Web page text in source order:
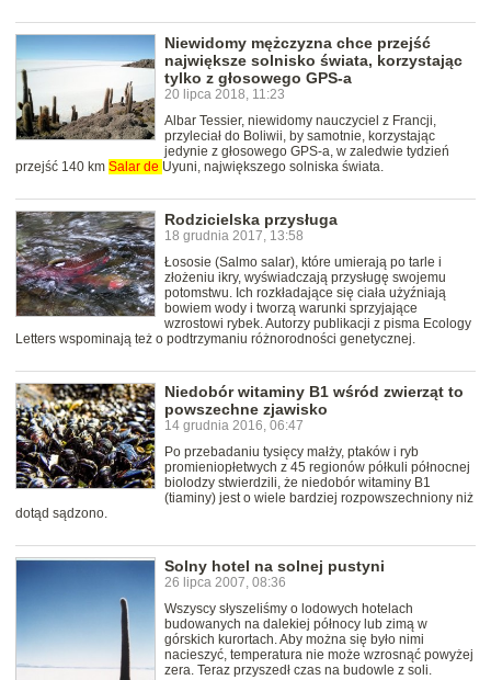
Niewidomy mężczyzna chce przejść
największe solnisko świata, korzystając
tylko z głosowego GPS-a
20 lipca 2018, 11:23
Albar Tessier, niewidomy nauczyciel z Francji,
przyleciał do Boliwii, by samotnie, korzystając
jedynie z głosowego GPS-a, w zaledwie tydzień
przejść 140 km Salar de Uyuni, największego solniska świata.
Rodzicielska przysługa
18 grudnia 2017, 13:58
Łososie (Salmo salar), które umierają po tarle i
złożeniu ikry, wyświadczają przysługę swojemu
potomstwu. Ich rozkładające się ciała użyźniają
bowiem wody i tworzą warunki sprzyjające
wzrostowi rybek. Autorzy publikacji z pisma Ecology
Letters wspominają też o podtrzymaniu różnorodności genetycznej.
Niedobór witaminy B1 wśród zwierząt to
powszechne zjawisko
14 grudnia 2016, 06:47
Po przebadaniu tysięcy małży, ptaków i ryb
promieniopłetwych z 45 regionów półkuli północnej
biolodzy stwierdzili, że niedobór witaminy B1
(tiaminy) jest o wiele bardziej rozpowszechniony niż
dotąd sądzono.
Solny hotel na solnej pustyni
26 lipca 2007, 08:36
Wszyscy słyszeliśmy o lodowych hotelach
budowanych na dalekiej północy lub zimą w
górskich kurortach. Aby można się było nimi
nacieszyć, temperatura nie może wzrosnąć powyżej
zera. Teraz przyszedł czas na budowle z soli.